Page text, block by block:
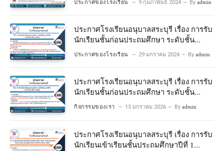
ประกาศของโรงเรียน 9 กุมภาพันธ์ 2024 By admin
ประกาศโรงเรียนอนุบาลสระบุรี เรื่อง การรับ
นักเรียนชั้นก่อนประถมศึกษา ระดับชั้น
ประกาศของโรงเรียน 29 มกราคม 2024 By admin
ประกาศโรงเรียนอนุบาลสระบุรี เรื่อง การรับ
นักเรียนชั้นก่อนประถมศึกษา ระดับชั้น
อนุบาลปีที่ ๒ ประจำปีการศึกษา ๒๕๖๙
กิจกรรมของเรา 15 มกราคม 2026 By admin
ประกาศโรงเรียนอนุบาลสระบุรี เรื่อง การรับ
นักเรียนเข้าเรียนชั้นประถมศึกษาปีที่ 1